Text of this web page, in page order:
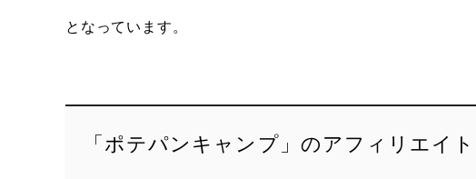
となっています。
「ポテパンキャンプ」のアフィリエイ